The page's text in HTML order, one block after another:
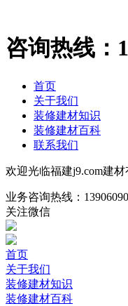
咨询热线：
首页
关于我们
装修建材知识
装修建材百科
联系我们
欢迎光临福建j9.com建材
业务咨询热线：
关注微信
首页
关于我们
装修建材知识
装修建材百科